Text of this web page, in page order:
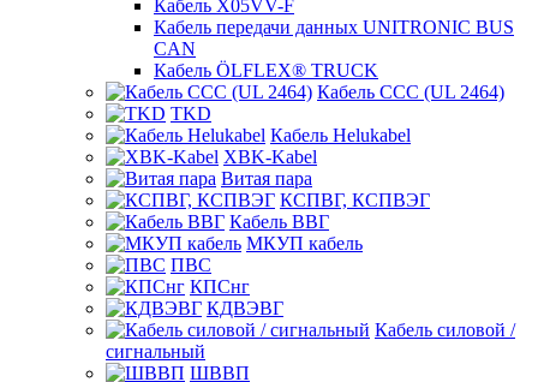
Кабель X05VV-F
Кабель передачи данных UNITRONIC BUS
CAN
Кабель ÖLFLEX® TRUCK
Кабель CCC (UL 2464)
TKD
Кабель Helukabel
XBK-Kabel
Витая пара
КСПВГ, КСПВЭГ
Кабель ВВГ
МКУП кабель
ПВС
КПСнг
КДВЭВГ
Кабель силовой /
сигнальный
ШВВП